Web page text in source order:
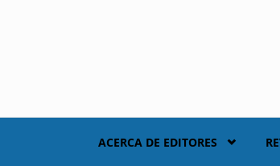
ACERCA DE EDITORES